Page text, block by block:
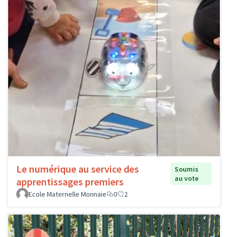
Le numérique au service des
apprentissages premiers
Soumis
au vote
Ecole Maternelle Monnaie
0 2